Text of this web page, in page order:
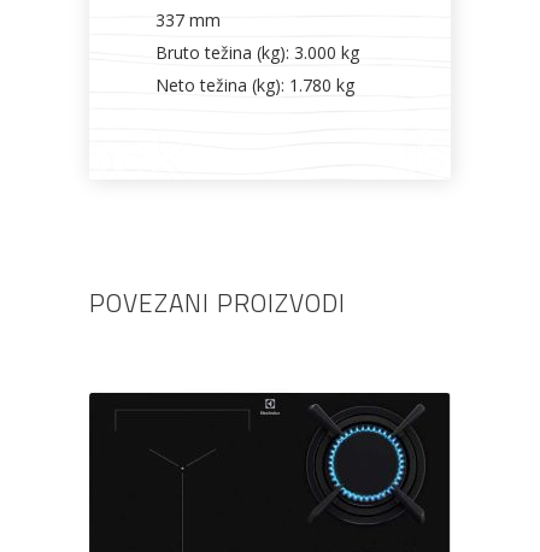
337 mm
Bruto težina (kg): 3.000 kg
Neto težina (kg): 1.780 kg
POVEZANI PROIZVODI